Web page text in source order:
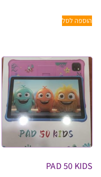
הוספה לסל
PAD 50 KIDS